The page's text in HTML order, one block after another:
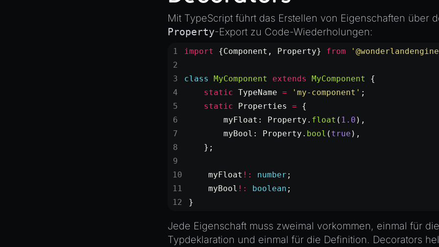
Mit TypeScript führt das Erstellen von Eigenschaften über
Property-Export zu Code-Wiederholungen:
import {Component, Property} from
class MyComponent extends MyComponent
{
    static
TypeName = 'my-component' ;
    static
Properties = {
        myFloat: Property.
float ( 1.0 ),
        myBool: Property.
bool ( true ),
    };
    myFloat
!: number ;
    myBool
!: boolean ;
}
Jede Eigenschaft muss zweimal vorkommen, einmal für die
Typdeklaration und einmal für die Definition. Decorators